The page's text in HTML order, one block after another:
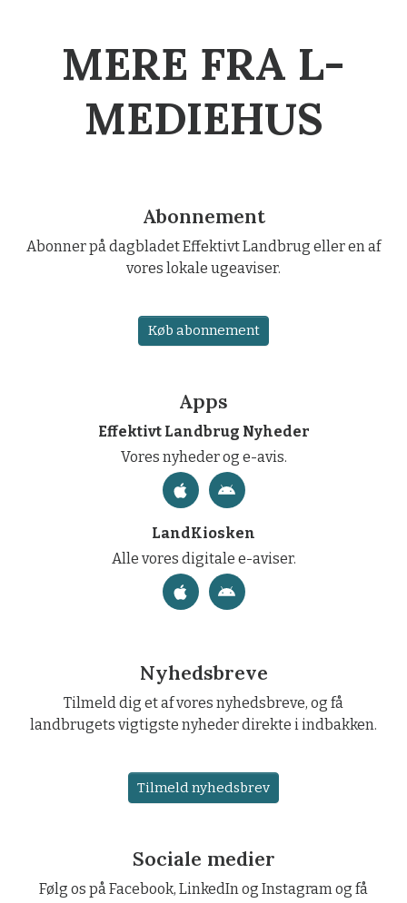
MERE FRA L-
MEDIEHUS
Abonnement
Abonner på dagbladet Effektivt Landbrug eller en af
vores lokale ugeaviser.
Køb abonnement
Apps
Effektivt Landbrug Nyheder
Vores nyheder og e-avis.
LandKiosken
Alle vores digitale e-aviser.
Nyhedsbreve
Tilmeld dig et af vores nyhedsbreve, og få
landbrugets vigtigste nyheder direkte i indbakken.
Tilmeld nyhedsbrev
Sociale medier
Følg os på Facebook, LinkedIn og Instagram og få